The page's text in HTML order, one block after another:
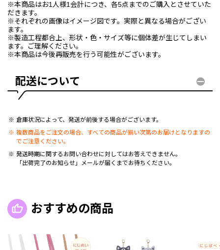
※本商品はお1人様1会計につき、各5点までのご購入とさせていた
だきます。
※それぞれの画像はイメージ図です。実際と異なる場合がござい
ます。
※製造工程都合上、形状・色・サイズ等に個体差が生じてしまい
ます。ご理解ください。
※本商品は今後再販売を行う可能性がございます。
配送について
倉庫状況によって、発送が前後する場合がございます。
複数商品をご注文の場合、すべての商品が揃い次第のお届けとなりますの
でご注意ください。
発送時期に関するお問い合わせに対してはお答えできません。
「出荷完了のお知らせ」メールが届くまでお待ちください。
おすすめの商品